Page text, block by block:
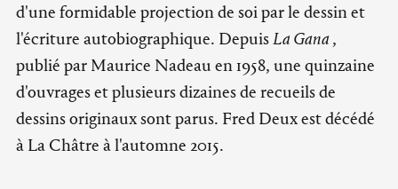
d'une formidable projection de soi par le dessin et
l'écriture autobiographique. DepuisLa Gana,
publié par Maurice Nadeau en 1958, une quinzaine
d'ouvrages et plusieurs dizaines de recueils de
dessins originaux sont parus. Fred Deux est décédé
à La Châtre à l'automne 2015.